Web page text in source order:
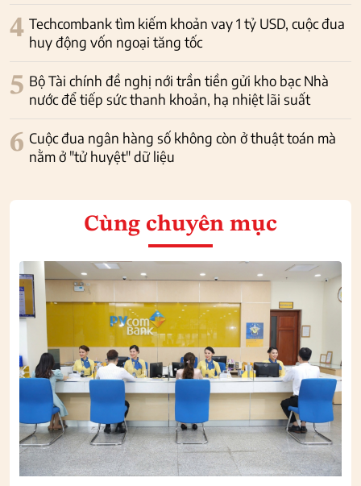
4 Techcombank tìm kiếm khoản vay 1 tỷ USD, cuộc đua
huy động vốn ngoại tăng tốc
5 Bộ Tài chính đề nghị nới trần tiền gửi kho bạc Nhà
nước để tiếp sức thanh khoản, hạ nhiệt lãi suất
6 Cuộc đua ngân hàng số không còn ở thuật toán mà
nằm ở "tử huyệt" dữ liệu
Cùng chuyên mục